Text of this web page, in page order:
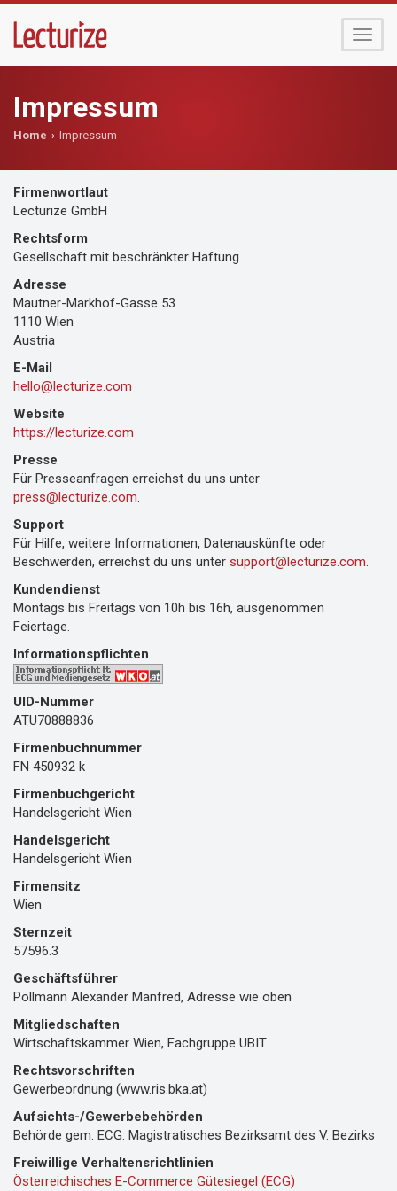
Menü
Impressum
Home Impressum
Firmenwortlaut
Lecturize GmbH
Rechtsform
Gesellschaft mit beschränkter Haftung
Adresse
Mautner-Markhof-Gasse 53
1110 Wien
Austria
E-Mail
moc.ezirutcel
@
olleh
Website
https://lecturize.com
Presse
Für Presseanfragen erreichst du uns unter
moc.ezirutcel
@
sserp
.
Support
Für Hilfe, weitere Informationen, Datenauskünfte oder
Beschwerden, erreichst du uns unter
moc.ezirutcel
@
troppus
.
Kundendienst
Montags bis Freitags von 10h bis 16h, ausgenommen
Feiertage.
Informationspflichten
UID-Nummer
ATU70888836
Firmenbuchnummer
FN 450932 k
Firmenbuchgericht
Handelsgericht Wien
Handelsgericht
Handelsgericht Wien
Firmensitz
Wien
Sternzeit
57596.3
Geschäftsführer
Pöllmann Alexander Manfred, Adresse wie oben
Mitgliedschaften
Wirtschaftskammer Wien, Fachgruppe UBIT
Rechtsvorschriften
Gewerbeordnung (www.ris.bka.at)
Aufsichts-/Gewerbebehörden
Behörde gem. ECG: Magistratisches Bezirksamt des V. Bezirks
Freiwillige Verhaltensrichtlinien
Österreichisches E-Commerce Gütesiegel (ECG)